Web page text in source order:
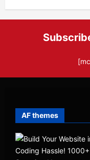
AF themes